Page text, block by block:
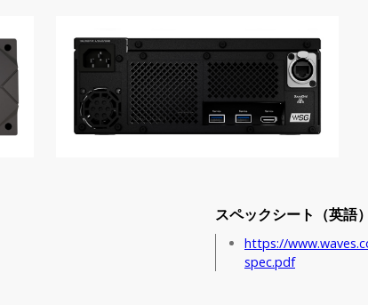
スペックシート（英語）
https://
spec.pdf